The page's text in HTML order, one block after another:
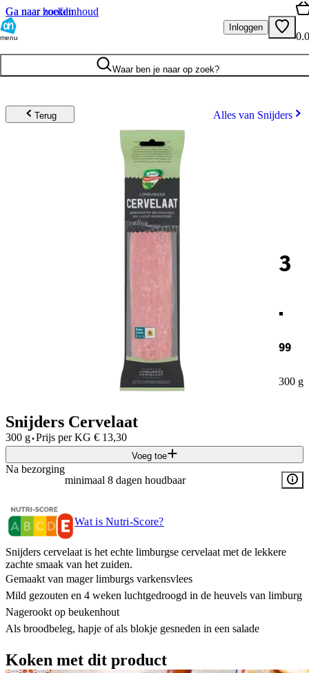
Ga naar hoofdinhoud
Ga naar zoeken
menu
Inloggen
Waar ben je naar op zoek?
Terug Alles van Snijders
3
.
99
300 g
Snijders Cervelaat
300 g·Prijs per KG € 13,30
Voeg toe
Na bezorging
minimaal 8 dagen houdbaar
Wat is Nutri-Score?
Snijders cervelaat is het echte limburgse cervelaat met de lekkere
zachte smaak van het zuiden.
Gemaakt van mager limburgs varkensvlees
Mild gezouten en 4 weken luchtgedroogd in de heuvels van limburg
Nagerookt op beukenhout
Als broodbeleg, hapje of als blokje gesneden in een salade
Koken met dit product